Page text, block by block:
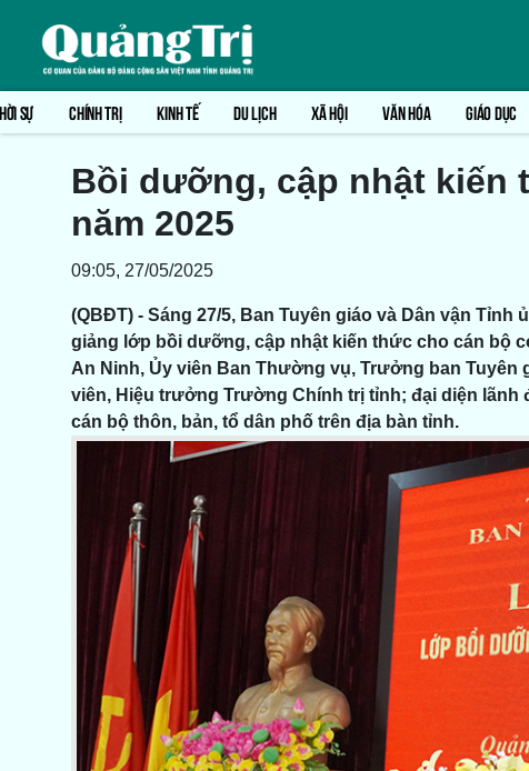
SỰ CHÍNH TRỊ KINH TẾ DU LỊCH XÃ HỘI VĂN HÓA GIÁO DỤC
Bồi dưỡng, cập nhật kiến
năm 2025
09:05, 27/05/2025
(QBĐT) - Sáng 27/5, Ban Tuyên giáo và Dân vận
giảng lớp bồi dưỡng, cập nhật kiến thức cho cán bộ
An Ninh, Ủy viên Ban Thường vụ, Trưởng ban Tuyên
viên, Hiệu trưởng Trường Chính trị tỉnh; đại diện lãnh
cán bộ thôn, bản, tổ dân phố trên địa bàn tỉnh.